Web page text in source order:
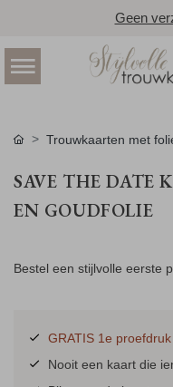
Geen
Trouwkaarten met
SAVE THE DATE
EN GOUDFOLIE
Bestel een stijlvolle eerste
GRATIS 1e
Nooit een kaart die